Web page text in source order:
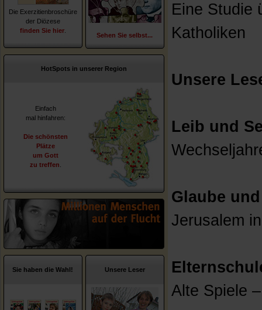
Die Exerzitienbroschüre
der Diözese
finden Sie hier
Sehen Sie selbst...
HotSpots in unserer Region
Einfach
mal hinfahren:
Die schönsten
Plätze
um Gott
zu treffen
Sie haben die Wahl! Unsere Leser
Eine Studie
Katholiken
Unsere
Leib und
Glaube
Jerusalem
Alte Spiele